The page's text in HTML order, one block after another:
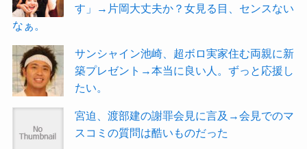
す」→片岡大丈夫か？女見る目、センスない
なぁ。
サンシャイン池崎、超ボロ実家住む両親に新
築プレゼント→本当に良い人。ずっと応援し
たい。
宮迫、渡部建の謝罪会見に言及→会見でのマ
スコミの質問は酷いものだった